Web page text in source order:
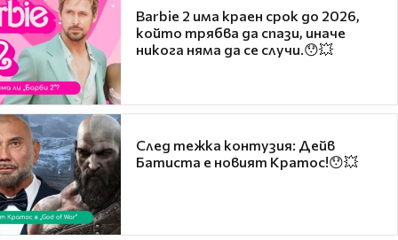
Barbie 2 има краен срок до 2026,
който трябва да спази, иначе
никога няма да се случи.😯💥
След тежка контузия: Дейв
Батиста е новият Кратос!😯💥